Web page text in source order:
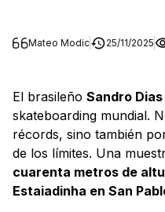
Mateo Modic 25/11/2025
El brasileño Sandro Dias
skateboarding mundial.
récords, sino también
de los límites. Una
cuarenta metros de
Estaiadinha en San